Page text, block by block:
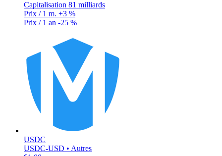
Capitalisation 81 milliards
Prix / 1 m. +3 %
Prix / 1 an -25 %
USDC
USDC-USD • Autres